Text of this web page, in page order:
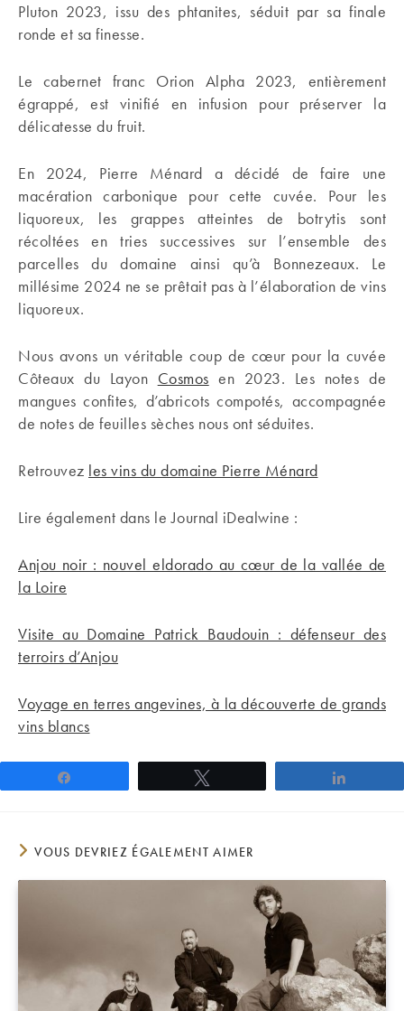
Pluton 2023, issu des phtanites, séduit par sa finale
ronde et sa finesse.
Le cabernet franc Orion Alpha 2023, entièrement
égrappé, est vinifié en infusion pour préserver la
délicatesse du fruit.
En 2024, Pierre Ménard a décidé de faire une
macération carbonique pour cette cuvée. Pour les
liquoreux, les grappes atteintes de botrytis sont
récoltées en tries successives sur l’ensemble des
parcelles du domaine ainsi qu’à Bonnezeaux. Le
millésime 2024 ne se prêtait pas à l’élaboration de vins
liquoreux.
Nous avons un véritable coup de cœur pour la cuvée
Côteaux du Layon Cosmos en 2023. Les notes de
mangues confites, d’abricots compotés, accompagnée
de notes de feuilles sèches nous ont séduites.
Retrouvez les vins du domaine Pierre Ménard
Lire également dans le Journal iDealwine :
Anjou noir : nouvel eldorado au cœur de la vallée de
la Loire
Visite au Domaine Patrick Baudouin : défenseur des
terroirs d’Anjou
Voyage en terres angevines, à la découverte de grands
vins blancs
VOUS DEVRIEZ ÉGALEMENT AIMER